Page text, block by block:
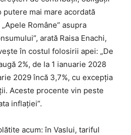
mai mare acordată
Române” asupra
arată Raisa Enachi,
în costul folosirii apei: „De
2%, de la 1 ianuarie 2028
2029 încă 3,7%, cu excepția
Aceste procente vin peste
inflației”.
acum: în Vaslui, tariful